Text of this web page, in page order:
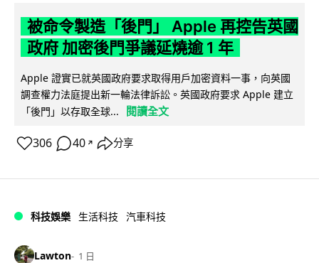
被命令製造「後門」 Apple 再控告英國
政府 加密後門爭議延燒逾 1 年
Apple 證實已就英國政府要求取得用戶加密資料一事，向英國
調查權力法庭提出新一輪法律訴訟。英國政府要求 Apple 建立
「後門」以存取全球...
閱讀全文
306 40 ↗ 分享
科技娛樂 生活科技 汽車科技
Lawton 1 日